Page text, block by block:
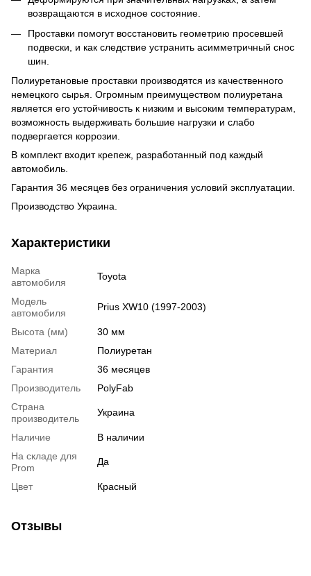
возвращаются в исходное состояние.
Проставки помогут восстановить геометрию просевшей
подвески, и как следствие устранить асимметричный снос
шин.
Полиуретановые проставки производятся из качественного
немецкого сырья. Огромным преимуществом полиуретана
является его устойчивость к низким и высоким температурам,
возможность выдерживать большие нагрузки и слабо
подвергается коррозии.
В комплект входит крепеж, разработанный под каждый
автомобиль.
Гарантия 36 месяцев без ограничения условий эксплуатации.
Производство Украина.
Характеристики
Марка
автомобиля
Toyota
Модель
автомобиля
Prius XW10 (1997-2003)
Высота (мм)
30 мм
Материал
Полиуретан
Гарантия
36 месяцев
Производитель
PolyFab
Страна
производитель
Украина
Наличие
В наличии
На складе для
Prom
Да
Цвет Красный
Отзывы